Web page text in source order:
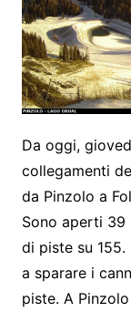
Da oggi,
collegamenti
da Pinzolo a
Sono aperti 39
di piste su
a sparare i
piste. A